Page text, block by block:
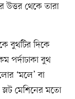
থেকে তারা
বুথটির দিকে
পর্দাঢাকা বুথ
‘মলে’ বা
স্লট মেশিনের মতো